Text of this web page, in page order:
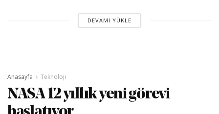
DEVAMI YÜKLE
Anasayfa Teknoloji
NASA 12 yıllık yeni görevi